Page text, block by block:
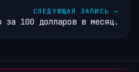
СЛЕДУЮЩАЯ ЗАПИСЬ →
за 100 долларов в месяц.